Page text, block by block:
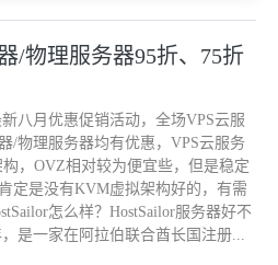
/物理服务器95折、75折
八月优惠促销活动，全场VPS云服
/物理服务器均有优惠，VPS云服务
，OVZ相对较为便宜些，但是稳定
定是没有KVM虚拟架构好的，有需
怎么样？HostSailor服务器好不
是一家在阿拉伯联合酋长国注册...